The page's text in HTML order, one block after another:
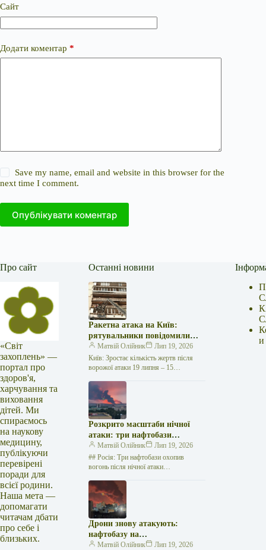
Сайт
Додати коментар *
Save my name, email and website in this browser for the
next time I comment.
Опублікувати коментар
Про сайт
«Світ
захоплень» —
портал про
здоров'я,
харчування та
виховання
дітей. Ми
спираємось
на наукову
медицину,
публікуючи
перевірені
поради для
всієї родини.
Наша мета —
допомагати
читачам дбати
про себе і
близьких.
Останні новини
Ракетна атака на Київ:
рятувальники повідомили
про 15 поранених
Матвій Олійник
Лип 19, 2026
Київ: Зростає кількість жертв після
ворожої атаки 19 липня – 15
російської агресії, що сталася у
столиці…
Розкрито масштаби нічної
атаки: три нафтобази
палають у Ставрополі –
OSINT-аналіз
Матвій Олійник
Лип 19, 2026
## Росія: Три нафтобази охопив
вогонь після нічної атаки
Гаррі отримав дозвіл мешкати у
королівській резиденції…
Дрони знову атакують:
нафтобазу на
Ставропольщині вражено
Матвій Олійник Лип 19, 2026
и